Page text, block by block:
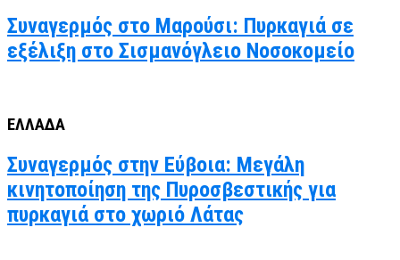
Συναγερμός στο Μαρούσι: Πυρκαγιά σε
εξέλιξη στο Σισμανόγλειο Νοσοκομείο
ΕΛΛΑΔΑ
Συναγερμός στην Εύβοια: Μεγάλη
κινητοποίηση της Πυροσβεστικής για
πυρκαγιά στο χωριό Λάτας